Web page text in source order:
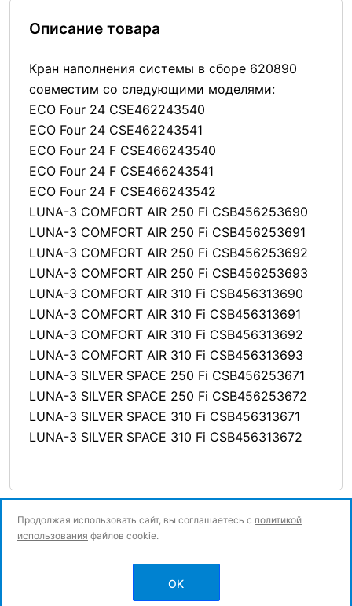
Описание товара
Кран наполнения системы в сборе 620890
совместим со следующими моделями:
ECO Four 24 CSE462243540
ECO Four 24 CSE462243541
ECO Four 24 F CSE466243540
ECO Four 24 F CSE466243541
ECO Four 24 F CSE466243542
LUNA-3 COMFORT AIR 250 Fi CSB456253690
LUNA-3 COMFORT AIR 250 Fi CSB456253691
LUNA-3 COMFORT AIR 250 Fi CSB456253692
LUNA-3 COMFORT AIR 250 Fi CSB456253693
LUNA-3 COMFORT AIR 310 Fi CSB456313690
LUNA-3 COMFORT AIR 310 Fi CSB456313691
LUNA-3 COMFORT AIR 310 Fi CSB456313692
LUNA-3 COMFORT AIR 310 Fi CSB456313693
LUNA-3 SILVER SPACE 250 Fi CSB456253671
LUNA-3 SILVER SPACE 250 Fi CSB456253672
LUNA-3 SILVER SPACE 310 Fi CSB456313671
LUNA-3 SILVER SPACE 310 Fi CSB456313672
Политика конфиденциальности
Продолжая использовать сайт, вы соглашаетесь с политикой
использования файлов cookie.
OK